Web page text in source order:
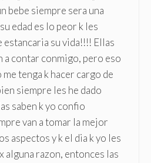
bebe siempre sera una
edad es lo peor k les
estancaria su vida!!!! Ellas
a contar conmigo, pero eso
tenga k hacer cargo de
siempre les he dado
saben k yo confio
van a tomar la mejor
aspectos y k el dia k yo les
alguna razon, entonces las